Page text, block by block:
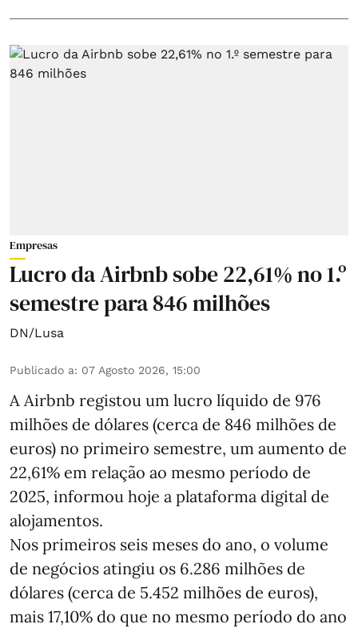
Empresas
Lucro da Airbnb sobe 22,61% no 1.º
semestre para 846 milhões
DN/Lusa
Publicado a: 07 Agosto 2026, 15:00
A Airbnb registou um lucro líquido de 976
milhões de dólares (cerca de 846 milhões de
euros) no primeiro semestre, um aumento de
22,61% em relação ao mesmo período de
2025, informou hoje a plataforma digital de
alojamentos.
Nos primeiros seis meses do ano, o volume
de negócios atingiu os 6.286 milhões de
dólares (cerca de 5.452 milhões de euros),
mais 17,10% do que no mesmo período do ano